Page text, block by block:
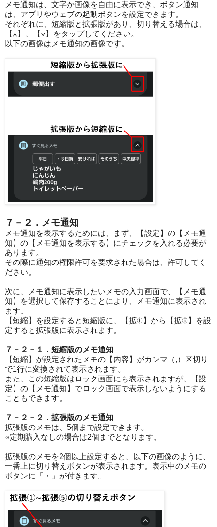
メモ通知は、文字か画像を自由に表示でき、ボタン通知
は、アプリやウェブの起動ボタンを設定できます。
それぞれに、短縮版と拡張版があり、切り替える場合は、
【∧】、【∨】をタップしてください。
以下の画像はメモ通知の画像です。
７－２．メモ通知
メモ通知を表示するためには、まず、【設定】の【メモ通
知】の【メモ通知を表示する】にチェックを入れる必要が
あります。
その際に通知の権限許可を要求された場合は、許可してく
ださい。
次に、メモ通知に表示したいメモの入力画面で、【メモ通
知】を選択して保存することにより、メモ通知に表示され
ます。
【短縮】を設定すると短縮版に、【拡①】から【拡⑤】を設
定すると拡張版に表示されます。
７－２－１．短縮版のメモ通知
【短縮】が設定されたメモの【内容】がカンマ（,）区切り
で1行に変換されて表示されます。
また、この短縮版はロック画面にも表示されますが、【設
定】の【メモ通知】でロック画面で表示しないようにする
こともできます。
７－２－２．拡張版のメモ通知
拡張版のメモは、5個まで設定できます。
※定期購入なしの場合は2個までとなります。
拡張版のメモを2個以上設定すると、以下の画像のように、
一番上に切り替えボタンが表示されます。表示中のメモの
ボタンに「・」が付きます。